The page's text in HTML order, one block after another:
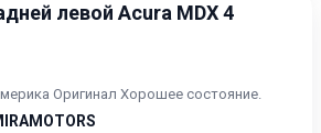
левой Acura MDX 4
Оригинал Хорошее состояние.